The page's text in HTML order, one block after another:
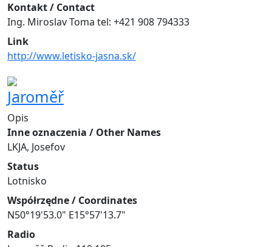
Kontakt / Contact
Ing. Miroslav Toma tel: +421 908 794333
Link
http://www.letisko-jasna.sk/
Jaroměř
Opis
Inne oznaczenia / Other Names
LKJA, Josefov
Status
Lotnisko
Współrzędne / Coordinates
N50°19'53.0" E15°57'13.7"
Radio